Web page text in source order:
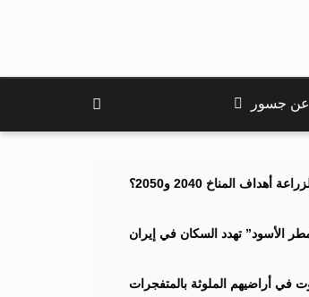
عن جسور
المناخ 2040 و2050؟
الأسود” تهدد السكان في إيران
في أراضيهم الملوثة بالمتفجرات